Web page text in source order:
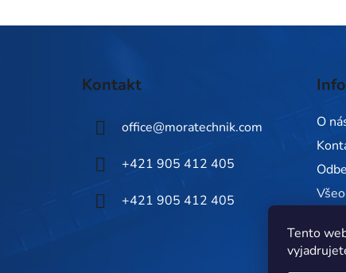
Tento
Kontakt
office@moratechnik.com
+421 905 412 405
+421 905 412 405
O